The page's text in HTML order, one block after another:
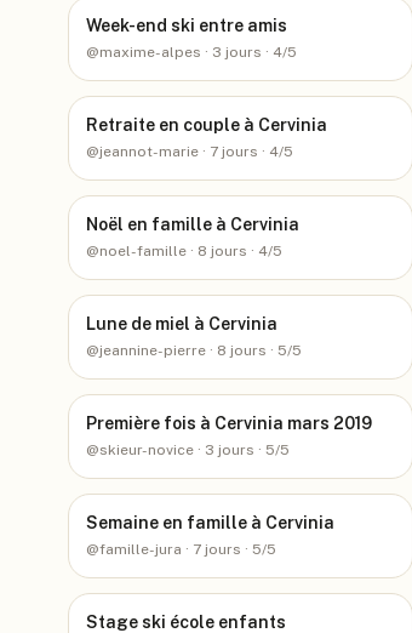
Week-end ski entre amis
@maxime-alpes · 3 jours · 4/5
Retraite en couple à Cervinia
@jeannot-marie · 7 jours · 4/5
Noël en famille à Cervinia
@noel-famille · 8 jours · 4/5
Lune de miel à Cervinia
@jeannine-pierre · 8 jours · 5/5
Première fois à Cervinia mars 2019
@skieur-novice · 3 jours · 5/5
Semaine en famille à Cervinia
@famille-jura · 7 jours · 5/5
Stage ski école enfants